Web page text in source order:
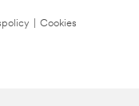
Cookies